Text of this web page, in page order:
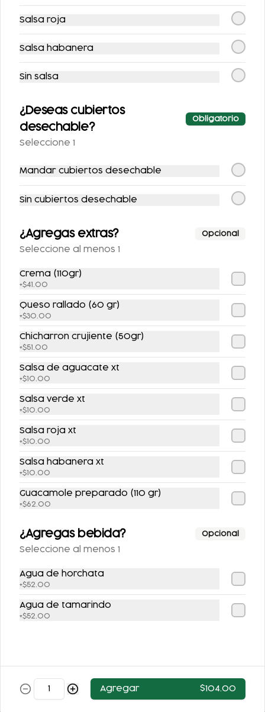
COCA-COLA LIGHT
SPRITE SIN AZÚCAR
$25.00
SIDRAL LIGHT 355ML
$25.00
FANTA SIN AZUCAR
Postres
FLAN DE LA ABUELA FLAN NAPOLITANO
Salsa roja
Salsa habanera
Sin salsa
¿Deseas cubiertos
desechable?
Obligatorio
Seleccione 1
Mandar cubiertos desechable
Sin cubiertos desechable
¿Agregas extras? Opcional
Seleccione al menos 1
Crema (110gr)
+$41.00
Queso rallado (60 gr)
+$30.00
Chicharron crujiente (50gr)
+$51.00
Salsa de aguacate xt
+$10.00
Salsa verde xt
+$10.00
Salsa roja xt
+$10.00
Salsa habanera xt
+$10.00
Guacamole preparado (110 gr)
+$62.00
¿Agregas bebida? Opcional
Seleccione al menos 1
Agua de horchata
+$52.00
Agua de tamarindo
+$52.00
Agregar $104.00